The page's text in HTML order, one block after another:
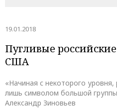
19.01.2018
Пугливые
США
«Начиная с некоторого
лишь символом большой
Александр Зиновьев